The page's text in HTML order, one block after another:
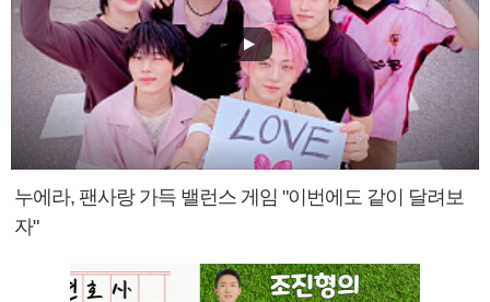
누에라, 팬사랑 가득 밸런스 게임 "이번에도 같이 달려보
자"